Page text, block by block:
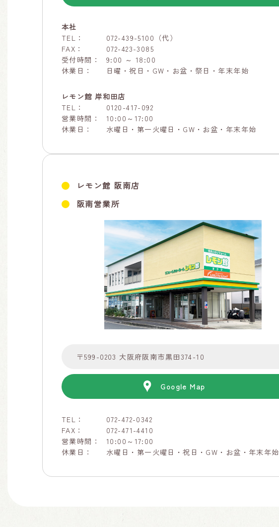
本社
TEL：
072-439-5100（代）
FAX：
072-423-3085
受付時間：
9:00 ～ 18:00
休業日：
日曜・祝日・GW・お盆・祭日・年末年始
レモン館 岸和田店
TEL：
0120-417-092
営業時間：
10:00～17:00
休業日：
水曜日・第一火曜日・GW・お盆・年末年始
レモン館 阪南店
阪南営業所
〒599-0203 大阪府阪南市黒田374-10
Google Map
TEL：
072-472-0342
FAX：
072-471-4410
営業時間：
10:00～17:00
休業日：
水曜日・第一火曜日・祝日・GW・お盆・年末年始